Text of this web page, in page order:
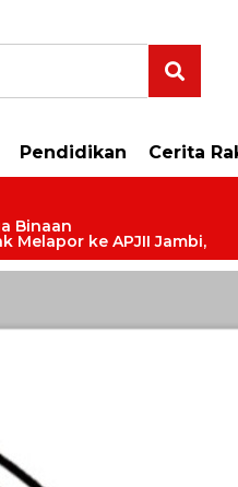
Pendidikan Cerita
Binaan
Melapor ke APJII Jambi,
Disini dan KLIK Logo di Bawah